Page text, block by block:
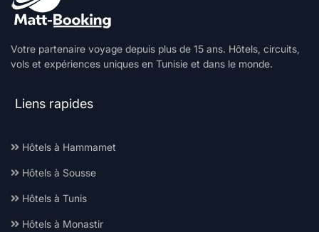
Votre partenaire voyage depuis plus de 15 ans. Hôtels, circuits,
vols et expériences uniques en Tunisie et dans le monde.
Liens rapides
Hôtels à Hammamet
Hôtels à Sousse
Hôtels à Tunis
Hôtels à Monastir